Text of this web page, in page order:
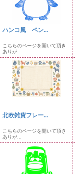
ハンコ風 ペン...
こちらのページを開いて頂き
ありが...
北欧雑貨フレー...
こちらのページを開いて頂き
ありが...